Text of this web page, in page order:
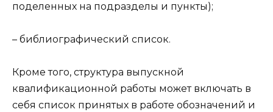
поделенных на подразделы и пункты);
– библиографический список.
Кроме того, структура выпускной
квалификационной работы может включать в
себя список принятых в работе обозначений и